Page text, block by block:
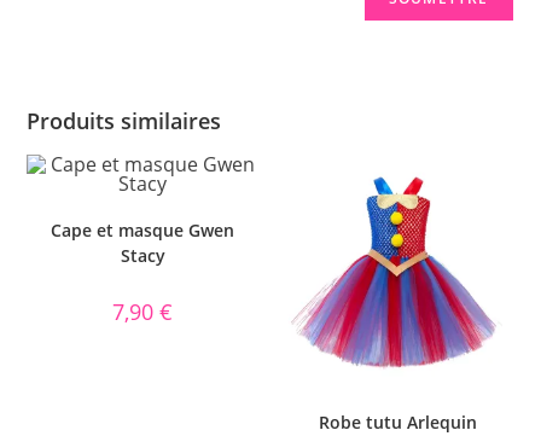
Produits similaires
Cape et masque Gwen
Stacy
7,90€
Robe tutu Arlequin